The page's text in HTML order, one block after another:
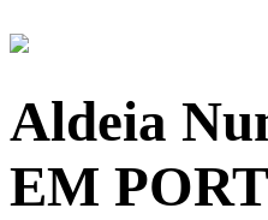
Aldeia
EM